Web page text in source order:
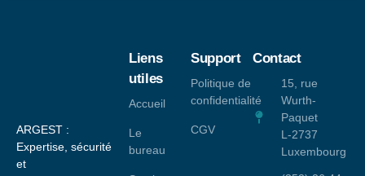
ARGEST :
Expertise, sécurité
et
Liens
utiles
Accueil
Le
bureau
Support
Politique de
confidentialité
CGV
Contact
15, rue
Wurth-
Paquet
L-2737
Luxembourg